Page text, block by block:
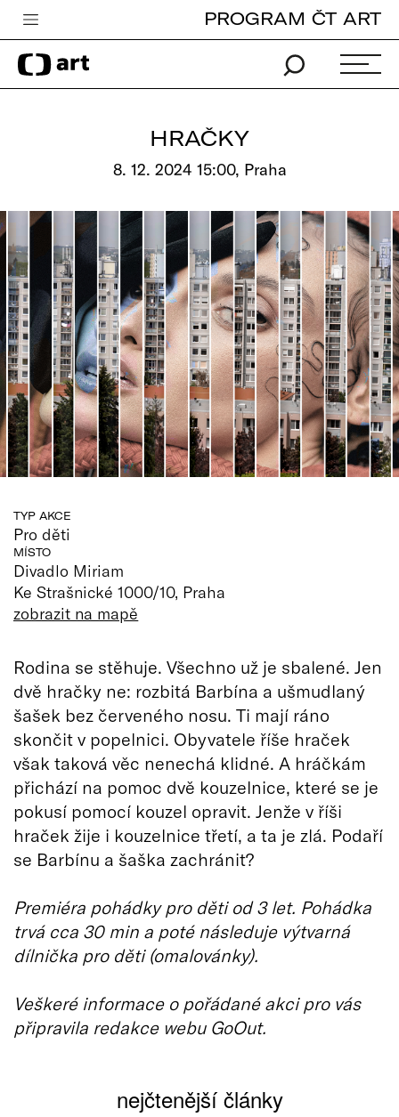
Česká televize
Zpravodajství
Pro děti
edu
Vše o ČT
PROGRAM ČT ART
HRAČKY
8. 12. 2024 15:00, Praha
TYP AKCE
Pro děti
MÍSTO
Divadlo Miriam
Ke Strašnické 1000/10, Praha
zobrazit na mapě
Rodina se stěhuje. Všechno už je sbalené. Jen
dvě hračky ne: rozbitá Barbína a ušmudlaný
šašek bez červeného nosu. Ti mají ráno
skončit v popelnici. Obyvatele říše hraček
však taková věc nenechá klidné. A hráčkám
přichází na pomoc dvě kouzelnice, které se je
pokusí pomocí kouzel opravit. Jenže v říši
hraček žije i kouzelnice třetí, a ta je zlá. Podaří
se Barbínu a šaška zachránit?
Premiéra pohádky pro děti od 3 let. Pohádka
trvá cca 30 min a poté následuje výtvarná
dílnička pro děti (omalovánky).
Veškeré informace o pořádané akci pro vás
připravila redakce webu GoOut.
nejčtenější články